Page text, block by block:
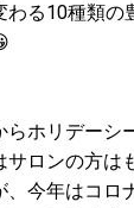
わる10種類の
らホリデーシ
サロンの方は
、今年はコロ